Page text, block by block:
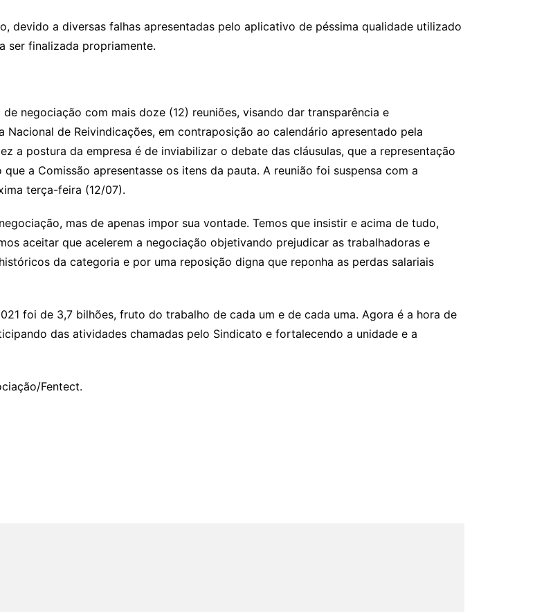
devido a diversas falhas apresentadas pelo aplicativo de péssima qualidade utilizado
ser finalizada propriamente.
negociação com mais doze (12) reuniões, visando dar transparência e
de Reivindicações, em contraposição ao calendário apresentado pela
a postura da empresa é de inviabilizar o debate das cláusulas, que a representação
a Comissão apresentasse os itens da pauta. A reunião foi suspensa com a
terça-feira (12/07).
mas de apenas impor sua vontade. Temos que insistir e acima de tudo,
aceitar que acelerem a negociação objetivando prejudicar as trabalhadoras e
da categoria e por uma reposição digna que reponha as perdas salariais
foi de 3,7 bilhões, fruto do trabalho de cada um e de cada uma. Agora é a hora de
das atividades chamadas pelo Sindicato e fortalecendo a unidade e a
Fentect.